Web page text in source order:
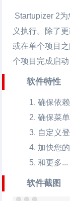
Startupizer 2
义执行。除了
或在单个项目
个项目完成启
软件特性
确保依
确保菜
自定义
加快您
和更多...
软件截图